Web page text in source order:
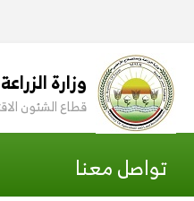
وزارة
قطاع الشئون
تواصل معنا